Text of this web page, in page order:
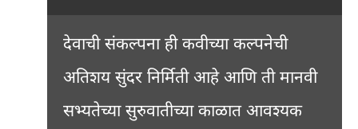
देवाची संकल्पना ही कवीच्या कल्पनेची
अतिशय सुंदर निर्मिती आहे आणि ती मानवी
सभ्यतेच्या सुरुवातीच्या काळात आवश्यक